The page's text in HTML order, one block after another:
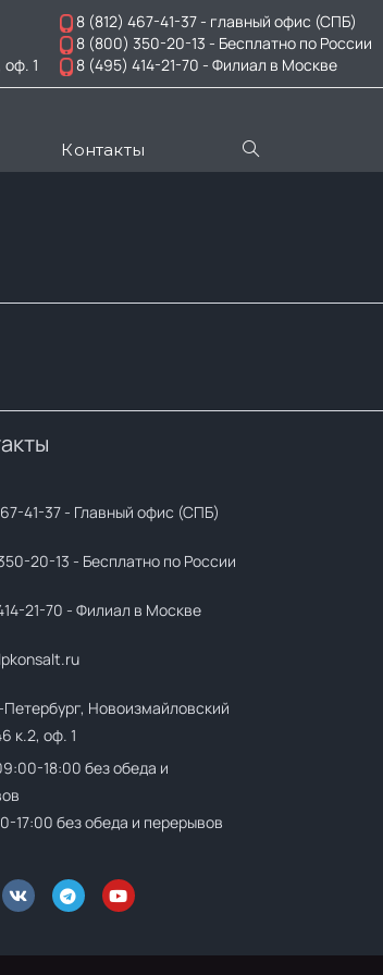
1
8 (812) 467-41-37- главный офис (СПБ)
8 (800) 350-20-13 - Бесплатно по России
8 (495) 414-21-70 - Филиал в Москве
Контакты
41-37- Главный офис (СПБ)
20-13 - Бесплатно по России
21-70 - Филиал в Москве
Петербург, Новоизмайловский
к.2, оф. 1
18:00 без обеда и
17:00 без обеда и перерывов